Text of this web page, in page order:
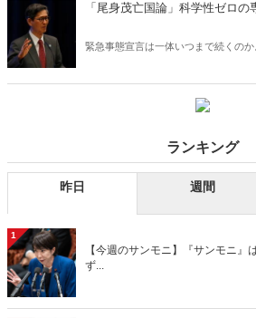
「尾身茂亡国論」科学性ゼロ
緊急事態宣言は一体いつまで続くのか
数」で社会を脅迫する分科会とマス
を繰り返す尾身茂会長がいる限り、
ランキング
昨日 週間
1
【今週のサンモニ】『サンモニ』
ず...